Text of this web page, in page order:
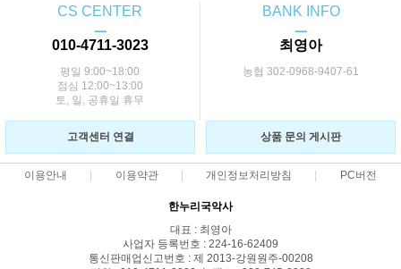
CS CENTER
ㅡ
010-4711-3023
평일 9:00~18:00
점심 12:00~13:00
토, 일, 공휴일 휴무
BANK INFO
ㅡ
최영아
농협 302-0968-9407-61
고객센터 연결 상품 문의 게시판
이용안내 이용약관 개인정보처리방침 PC버전
한누리국악사
대표 : 최영아
사업자 등록번호 : 224-16-62409
통신판매업신고번호 : 제 2013-강원원주-00208